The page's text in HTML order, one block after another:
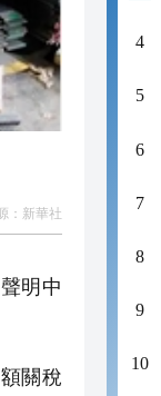
： 新華社
明中
關稅